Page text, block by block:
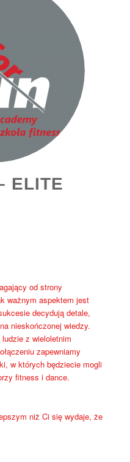
ELITE
od strony
ważnym aspektem jest
decydują detale,
nieskończonej wiedzy.
z wieloletnim
zapewniamy
w których będziecie mogli
fitness i dance.
niż Ci się wydaje, że